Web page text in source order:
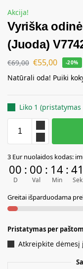
Akcija!
Vyriška
(Juoda)
€69,00 €55,00 -20%
Natūrali oda! Puiki
Liko 1 (pristatymas
l
t
r
n
t
v
3 Eur nuolaidos kodas:
00
D
: 00
Val
: 14
Min
: 41
Sek
Greitai išparduodama
Pristatymas per
Atkreipkite dėmesį